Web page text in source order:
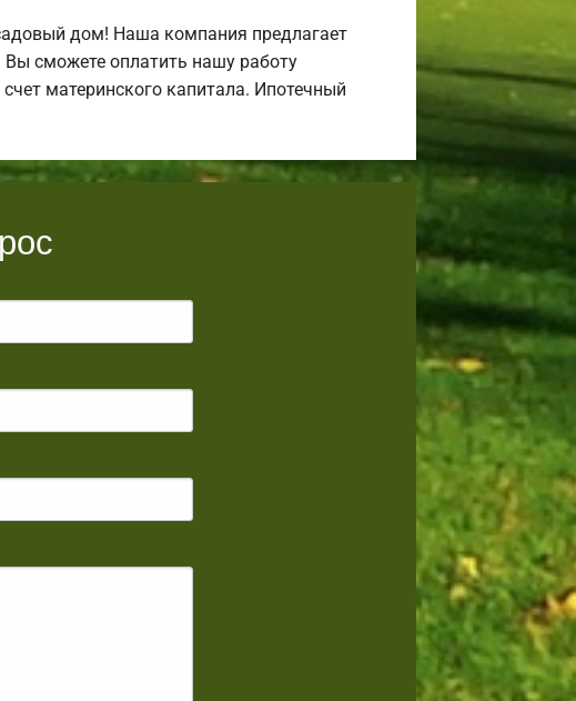
дом! Наша компания предлагает
Вы сможете оплатить нашу работу
материнского капитала. Ипотечный